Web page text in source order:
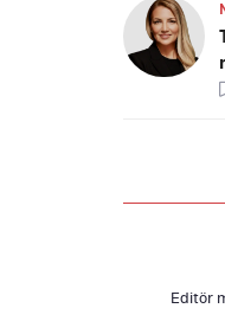
Editör